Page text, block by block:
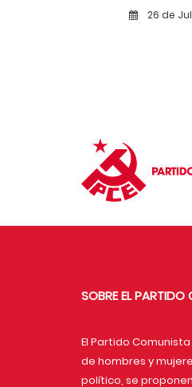
26 de
SOBRE EL
El Partido
de hombres y
político, se